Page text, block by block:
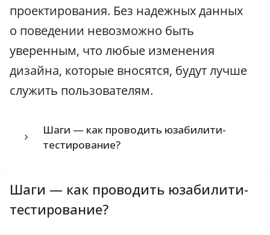
проектирования. Без надежных данных
о поведении невозможно быть
уверенным, что любые изменения
дизайна, которые вносятся, будут лучше
служить пользователям.
Шаги — как проводить юзабилити-
тестирование?
Шаги — как проводить юзабилити-
тестирование?